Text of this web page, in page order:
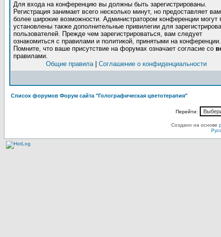
Для входа на конференцию вы должны быть зарегистрированы.
Регистрация занимает всего несколько минут, но предоставляет вам
более широкие возможности. Администратором конференции могут
установлены также дополнительные привилегии для
пользователей. Прежде чем зарегистрироваться, вам следует
ознакомиться с правилами и политикой, принятыми на конференции.
Помните, что ваше присутствие на форумах означает согласие со
правилами.
Общие правила| Соглашение о конфиденциальности
Список форумов Форум сайта "Голографическая цветотерапия"
Перейти:
Создано на основе